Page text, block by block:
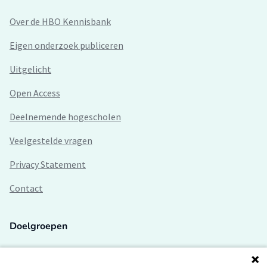
Over de HBO Kennisbank
Eigen onderzoek publiceren
Uitgelicht
Open Access
Deelnemende hogescholen
Veelgestelde vragen
Privacy Statement
Contact
Doelgroepen